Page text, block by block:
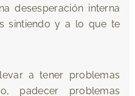
desesperación interna
sintiendo y a lo que te
a tener problemas
padecer problemas